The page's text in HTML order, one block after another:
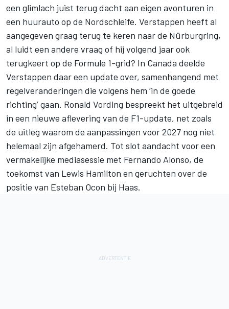
een glimlach juist terug dacht aan eigen avonturen in
een huurauto op de Nordschleife. Verstappen heeft al
aangegeven graag terug te keren naar de Nürburgring,
al luidt een andere vraag of hij volgend jaar ook
terugkeert op de Formule 1-grid? In Canada deelde
Verstappen daar een update over, samenhangend met
regelveranderingen die volgens hem ‘in de goede
richting’ gaan. Ronald Vording bespreekt het uitgebreid
in een nieuwe aflevering van de F1-update, net zoals
de uitleg waarom de aanpassingen voor 2027 nog niet
helemaal zijn afgehamerd. Tot slot aandacht voor een
vermakelijke mediasessie met Fernando Alonso, de
toekomst van Lewis Hamilton en geruchten over de
positie van Esteban Ocon bij Haas.